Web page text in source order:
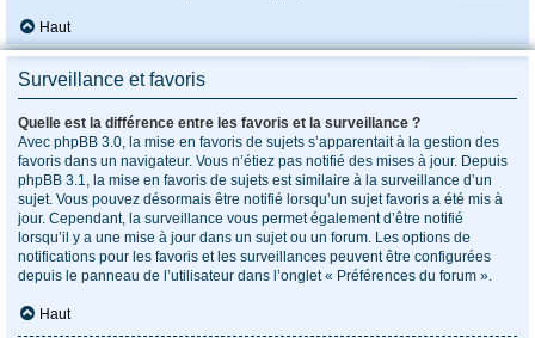
Haut
Surveillance et favoris
Quelle est la différence entre les favoris et la surveillance ?
Avec phpBB 3.0, la mise en favoris de sujets s’apparentait à la gestion des
favoris dans un navigateur. Vous n’étiez pas notifié des mises à jour. Depuis
phpBB 3.1, la mise en favoris de sujets est similaire à la surveillance d’un
sujet. Vous pouvez désormais être notifié lorsqu’un sujet favoris a été mis à
jour. Cependant, la surveillance vous permet également d’être notifié
lorsqu’il y a une mise à jour dans un sujet ou un forum. Les options de
notifications pour les favoris et les surveillances peuvent être configurées
depuis le panneau de l’utilisateur dans l’onglet « Préférences du forum ».
Haut